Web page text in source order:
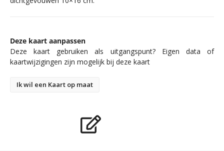
Deze kaart aanpassen
Deze kaart gebruiken als uitgangspunt? Eigen data of
kaartwijzigingen zijn mogelijk bij deze kaart
Ik wil een Kaart op maat